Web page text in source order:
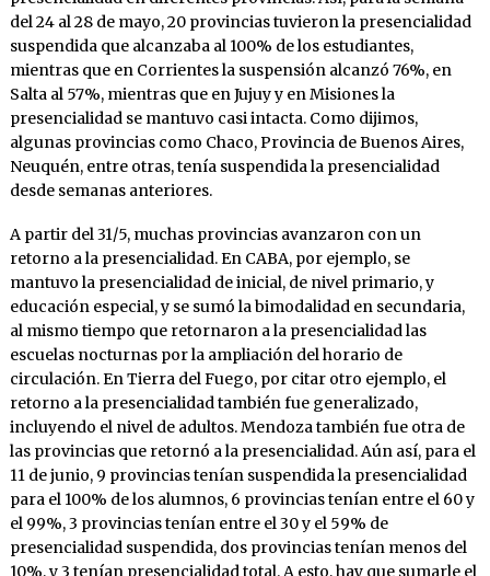
del 24 al 28 de mayo, 20 provincias tuvieron la presencialidad
suspendida que alcanzaba al 100% de los estudiantes,
mientras que en Corrientes la suspensión alcanzó 76%, en
Salta al 57%, mientras que en Jujuy y en Misiones la
presencialidad se mantuvo casi intacta. Como dijimos,
algunas provincias como Chaco, Provincia de Buenos Aires,
Neuquén, entre otras, tenía suspendida la presencialidad
desde semanas anteriores.
A partir del 31/5, muchas provincias avanzaron con un
retorno a la presencialidad. En CABA, por ejemplo, se
mantuvo la presencialidad de inicial, de nivel primario, y
educación especial, y se sumó la bimodalidad en secundaria,
al mismo tiempo que retornaron a la presencialidad las
escuelas nocturnas por la ampliación del horario de
circulación. En Tierra del Fuego, por citar otro ejemplo, el
retorno a la presencialidad también fue generalizado,
incluyendo el nivel de adultos. Mendoza también fue otra de
las provincias que retornó a la presencialidad. Aún así, para el
11 de junio, 9 provincias tenían suspendida la presencialidad
para el 100% de los alumnos, 6 provincias tenían entre el 60 y
el 99%, 3 provincias tenían entre el 30 y el 59% de
presencialidad suspendida, dos provincias tenían menos del
10%, y 3 tenían presencialidad total. A esto, hay que sumarle el